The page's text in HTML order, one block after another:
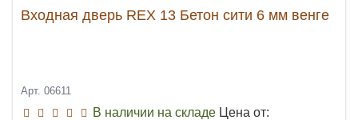
Входная дверь REX 13 Бетон сити 6 мм венге
Арт. 06611
В наличии на складе Цена от: